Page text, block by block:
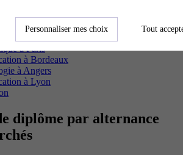
Paris
Toulouse
à Paris
à Bordeaux
à Angers
à Lyon
diplôme par alternance
Personnaliser mes choix Tout